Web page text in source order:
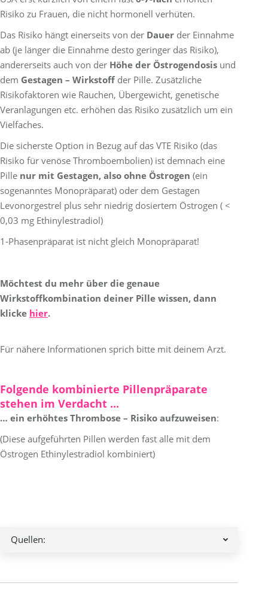
Risiko zu Frauen, die nicht hormonell verhüten.
Das Risiko hängt einerseits von der Dauer der Einnahme
ab (je länger die Einnahme desto geringer das Risiko),
andererseits auch von der Höhe der Östrogendosis und
dem Gestagen – Wirkstoff der Pille. Zusätzliche
Risikofaktoren wie Rauchen, Übergewicht, genetische
Veranlagungen etc. erhöhen das Risiko zusätzlich um ein
Vielfaches.
Die sicherste Option in Bezug auf das VTE Risiko (das
Risiko für venöse Thromboembolien) ist demnach eine
Pille nur mit Gestagen, also ohne Östrogen (ein
sogenanntes Monopräparat) oder dem Gestagen
Levonorgestrel plus sehr niedrig dosiertem Östrogen ( <
0,03 mg Ethinylestradiol)
1-Phasenpräparat ist nicht gleich Monopräparat!
Möchtest du mehr über die genaue
Wirkstoffkombination deiner Pille wissen, dann
klicke hier.
Für nähere Informationen sprich bitte mit deinem Arzt.
Folgende kombinierte Pillenpräparate
stehen im Verdacht ...
… ein erhöhtes Thrombose – Risiko aufzuweisen:
(Diese aufgeführten Pillen werden fast alle mit dem
Östrogen Ethinylestradiol kombiniert)
Quellen: